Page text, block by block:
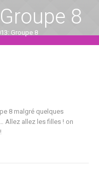
8
Groupe 8
8 malgré quelques
Allez allez les filles ! on